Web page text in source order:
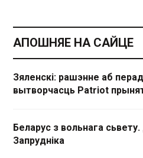
АПОШНЯЕ НА САЙЦЕ
Зяленскі: рашэнне аб
вытворчасць Patriot
Беларус з вольнага
Запрудніка